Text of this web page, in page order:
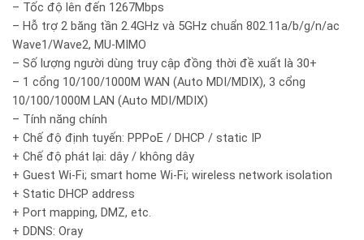
– Tốc độ lên đến 1267Mbps
– Hỗ trợ 2 băng tần 2.4GHz và 5GHz chuẩn 802.11a/b/g/n/ac
Wave1/Wave2, MU-MIMO
– Số lượng người dùng truy cập đồng thời đề xuất là 30+
– 1 cổng 10/100/1000M WAN (Auto MDI/MDIX), 3 cổng
10/100/1000M LAN (Auto MDI/MDIX)
– Tính năng chính
+ Chế độ định tuyến: PPPoE / DHCP / static IP
+ Chế độ phát lại: dây / không dây
+ Guest Wi-Fi; smart home Wi-Fi; wireless network isolation
+ Static DHCP address
+ Port mapping, DMZ, etc.
+ DDNS: Oray